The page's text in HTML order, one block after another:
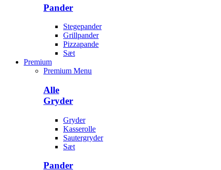
Pander
Stegepander
Grillpander
Pizzapande
Sæt
Premium
Premium Menu
Alle
Gryder
Gryder
Kasserolle
Sautergryder
Sæt
Pander